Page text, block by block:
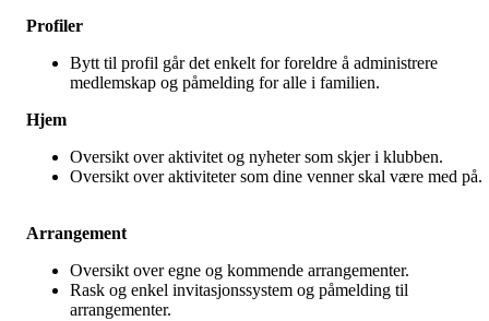
Profiler
Bytt til profil går det enkelt for foreldre å administrere
medlemskap og påmelding for alle i familien.
Hjem
Oversikt over aktivitet og nyheter som skjer i klubben.
Oversikt over aktiviteter som dine venner skal være med
Arrangement
Oversikt over egne og kommende arrangementer.
Rask og enkel invitasjonssystem og påmelding til
arrangementer.